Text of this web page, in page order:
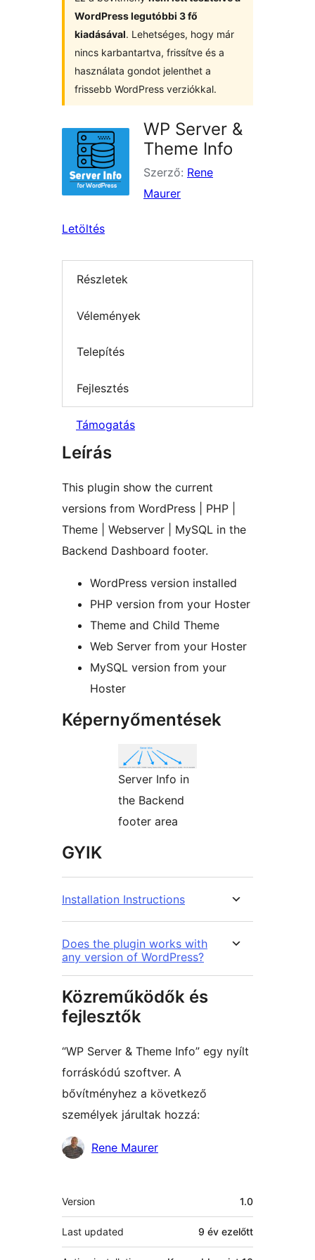
WordPress legutóbbi 3 fő
kiadásával. Lehetséges, hogy már
nincs karbantartva, frissítve és a
használata gondot jelenthet a
frissebb WordPress verziókkal.
WP Server &
Theme Info
Szerző: Rene
Maurer
Letöltés
Részletek
Vélemények
Telepítés
Fejlesztés
Támogatás
Leírás
This plugin show the current
versions from WordPress | PHP |
Theme | Webserver | MySQL in the
Backend Dashboard footer.
WordPress version installed
PHP version from your Hoster
Theme and Child Theme
Web Server from your Hoster
MySQL version from your
Hoster
Képernyőmentések
Server Info in
the Backend
footer area
GYIK
Installation Instructions
Does the plugin works with
any version of WordPress?
Közreműködők és
fejlesztők
“WP Server & Theme Info” egy nyílt
forráskódú szoftver. A
bővítményhez a következő
személyek járultak hozzá:
Közreműködők
Rene Maurer
Meta
Version 1.0
Last updated 9 év ezelőtt